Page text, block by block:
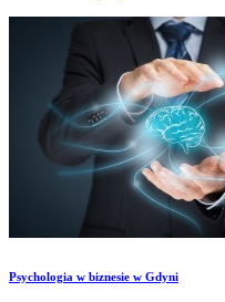
​Psychologia w biznesie w Gdyni